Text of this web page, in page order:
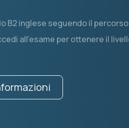
B2 inglese seguendo il
all'esame per ottenere il